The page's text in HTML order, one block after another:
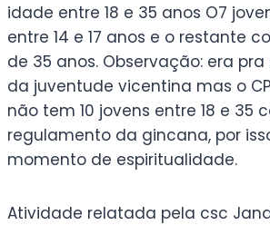
idade entre 18 e 35 anos O7
entre 14 e 17 anos e o restante
de 35 anos. Observação: era
da juventude vicentina mas o
não tem 10 jovens entre 18 e 35
regulamento da gincana, por
momento de espiritualidade.
Atividade relatada pela csc